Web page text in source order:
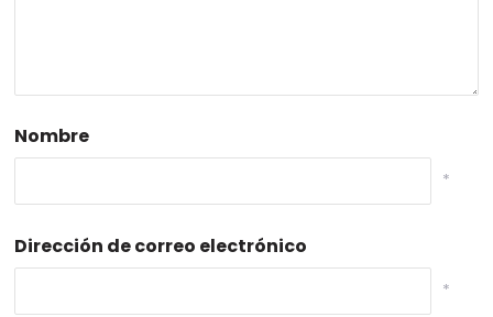
Nombre
*
Dirección de correo electrónico
*